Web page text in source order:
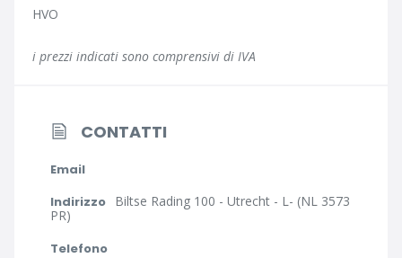
HVO
i prezzi indicati sono comprensivi di IVA
CONTATTI
Email
Indirizzo Biltse Rading 100 - Utrecht - L- (NL 3573
PR)
Telefono